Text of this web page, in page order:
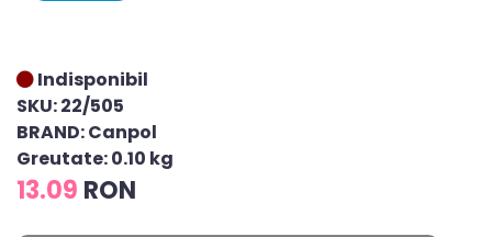
Indisponibil
SKU: 22/505
BRAND: Canpol
Greutate: 0.10 kg
13.09 RON